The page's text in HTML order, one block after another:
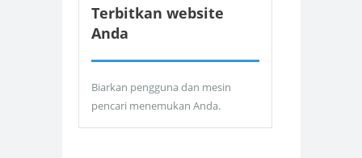
Terbitkan website
Anda
Biarkan pengguna dan mesin
pencari menemukan Anda.